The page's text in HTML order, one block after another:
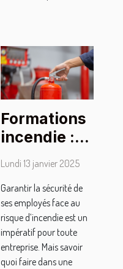
Formations
incendie :
quelles sont
celles
proposées
par
l’organisme
In Situ ?
Lundi 13 janvier 2025
Garantir la sécurité de
ses employés face au
risque d’incendie est un
impératif pour toute
entreprise. Mais savoir
quoi faire dans une